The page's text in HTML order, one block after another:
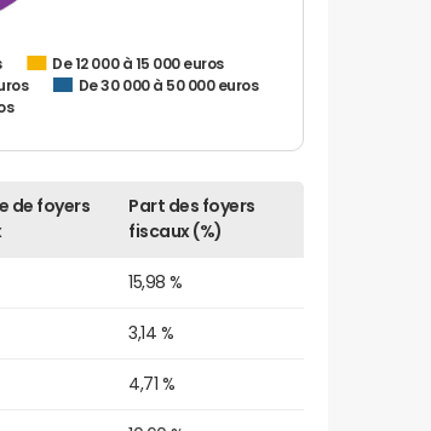
De 12 000 à 15 000 euros
De 30 000 à 50 000 euros
de foyers
Part des foyers
fiscaux (%)
15,98 %
3,14 %
4,71 %